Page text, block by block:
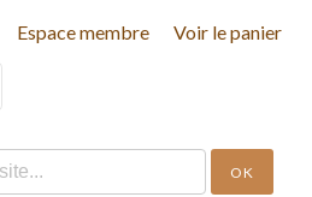
Espace membre Voir le panier
OK